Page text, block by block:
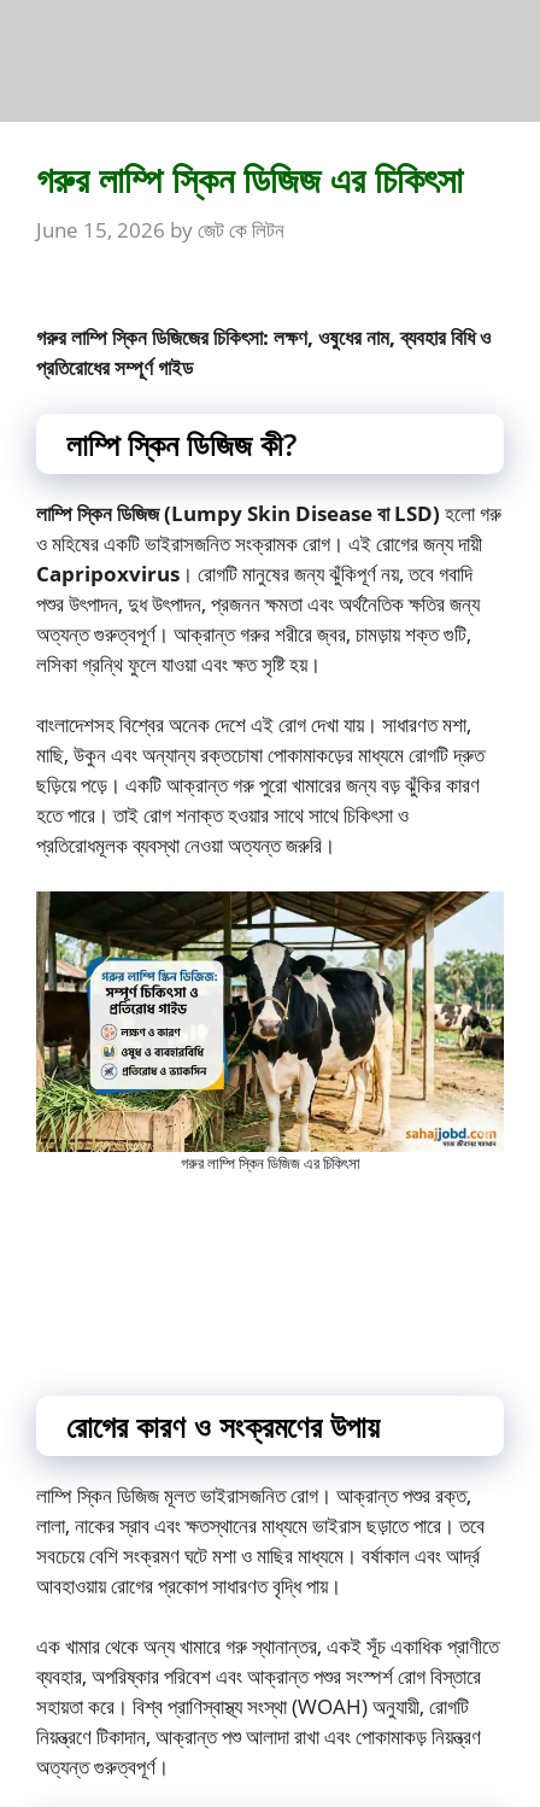
গরুর লাম্পি স্কিন ডিজিজ এর চিকিৎসা
June 15, 2026 byজেট কে লিটন
গরুর লাম্পি স্কিন ডিজিজের চিকিৎসা: লক্ষণ, ওষুধের নাম, ব্যবহার বিধি ও
প্রতিরোধের সম্পূর্ণ গাইড
লাম্পি স্কিন ডিজিজ কী?
লাম্পি স্কিন ডিজিজ (Lumpy Skin Disease বা LSD) হলো গরু
ও মহিষের একটি ভাইরাসজনিত সংক্রামক রোগ। এই রোগের জন্য দায়ী
Capripoxvirus । রোগটি মানুষের জন্য ঝুঁকিপূর্ণ নয়, তবে গবাদি
পশুর উৎপাদন, দুধ উৎপাদন, প্রজনন ক্ষমতা এবং অর্থনৈতিক ক্ষতির জন্য
অত্যন্ত গুরুত্বপূর্ণ। আক্রান্ত গরুর শরীরে জ্বর, চামড়ায় শক্ত গুটি,
লসিকা গ্রন্থি ফুলে যাওয়া এবং ক্ষত সৃষ্টি হয়।
বাংলাদেশসহ বিশ্বের অনেক দেশে এই রোগ দেখা যায়। সাধারণত মশা,
মাছি, উকুন এবং অন্যান্য রক্তচোষা পোকামাকড়ের মাধ্যমে রোগটি দ্রুত
ছড়িয়ে পড়ে। একটি আক্রান্ত গরু পুরো খামারের জন্য বড় ঝুঁকির কারণ
হতে পারে। তাই রোগ শনাক্ত হওয়ার সাথে সাথে চিকিৎসা ও
প্রতিরোধমূলক ব্যবস্থা নেওয়া অত্যন্ত জরুরি।
গরুর লাম্পি স্কিন ডিজিজ এর চিকিৎসা
রোগের কারণ ও সংক্রমণের উপায়
লাম্পি স্কিন ডিজিজ মূলত ভাইরাসজনিত রোগ। আক্রান্ত পশুর রক্ত,
লালা, নাকের স্রাব এবং ক্ষতস্থানের মাধ্যমে ভাইরাস ছড়াতে পারে। তবে
সবচেয়ে বেশি সংক্রমণ ঘটে মশা ও মাছির মাধ্যমে। বর্ষাকাল এবং আর্দ্র
আবহাওয়ায় রোগের প্রকোপ সাধারণত বৃদ্ধি পায়।
এক খামার থেকে অন্য খামারে গরু স্থানান্তর, একই সূঁচ একাধিক প্রাণীতে
ব্যবহার, অপরিষ্কার পরিবেশ এবং আক্রান্ত পশুর সংস্পর্শ রোগ বিস্তারে
সহায়তা করে। বিশ্ব প্রাণিস্বাস্থ্য সংস্থা (WOAH) অনুযায়ী, রোগটি
নিয়ন্ত্রণে টিকাদান, আক্রান্ত পশু আলাদা রাখা এবং পোকামাকড় নিয়ন্ত্রণ
অত্যন্ত গুরুত্বপূর্ণ।